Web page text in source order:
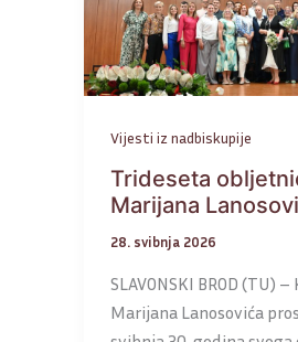
Vijesti iz nadbiskupije
Trideseta
Marijana
28. svibnja 2026
SLAVONSKI BROD (TU)
Marijana Lanosovića